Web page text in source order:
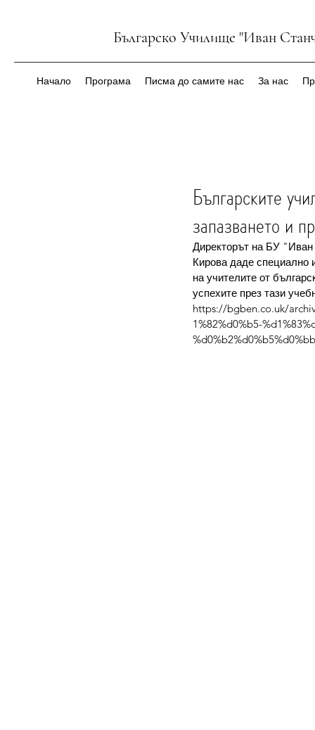
Българско Училище "Иван
Начало Програма Писма до самите нас За нас
Българските
запазването и
Директорът на БУ
Кирова даде специално
на учителите от
успехите през тази
https://bgben.co.uk/
1%82%d0%b5-